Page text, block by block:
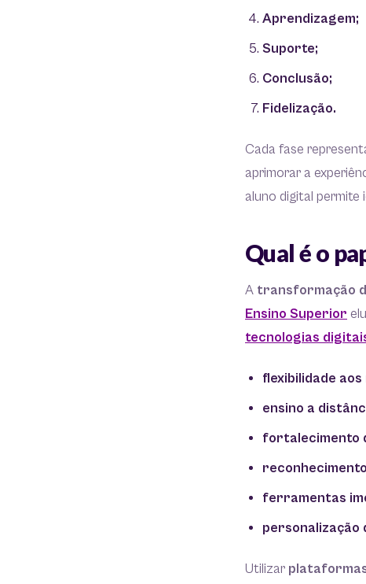
Aprendizagem;
Suporte;
Conclusão;
Fidelização.
Cada fase
aprimorar a
aluno digital permite
Qual é o
A transformação
Ensino Superior
tecnologias
flexibilidade
ensino a
fortalecimento
ferramentas
personalização
Utilizar